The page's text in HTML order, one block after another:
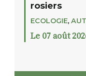
rosiers
ECOLOGIE,
Le 07 août